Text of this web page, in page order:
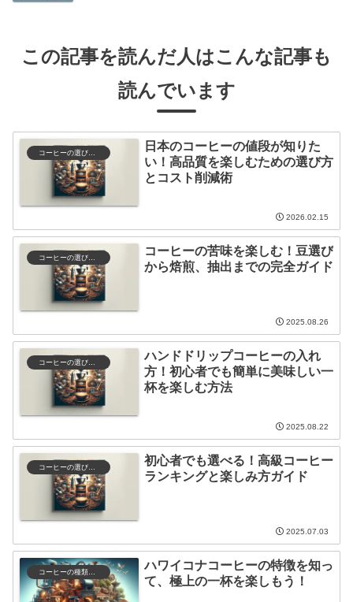
この記事を読んだ人はこんな記事も
読んでいます
日本のコーヒーの値段が知りた
い！高品質を楽しむための選び方
とコスト削減術
2026.02.15
コーヒーの苦味を楽しむ！豆選び
から焙煎、抽出までの完全ガイド
2025.08.26
ハンドドリップコーヒーの入れ
方！初心者でも簡単に美味しい一
杯を楽しむ方法
2025.08.22
初心者でも選べる！高級コーヒー
ランキングと楽しみ方ガイド
2025.07.03
ハワイコナコーヒーの特徴を知っ
て、極上の一杯を楽しもう！